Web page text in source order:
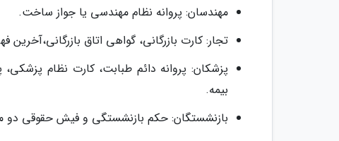
مهندسان: پروانه نظام مهندسی یا جواز ساخت.
تجار: کارت بازرگانی، گواهی اتاق
پزشکان: پروانه دائم طبابت، کارت نظام
بیمه.
بازنشستگان: حکم بازنشستگی و فیش حقوقی دو